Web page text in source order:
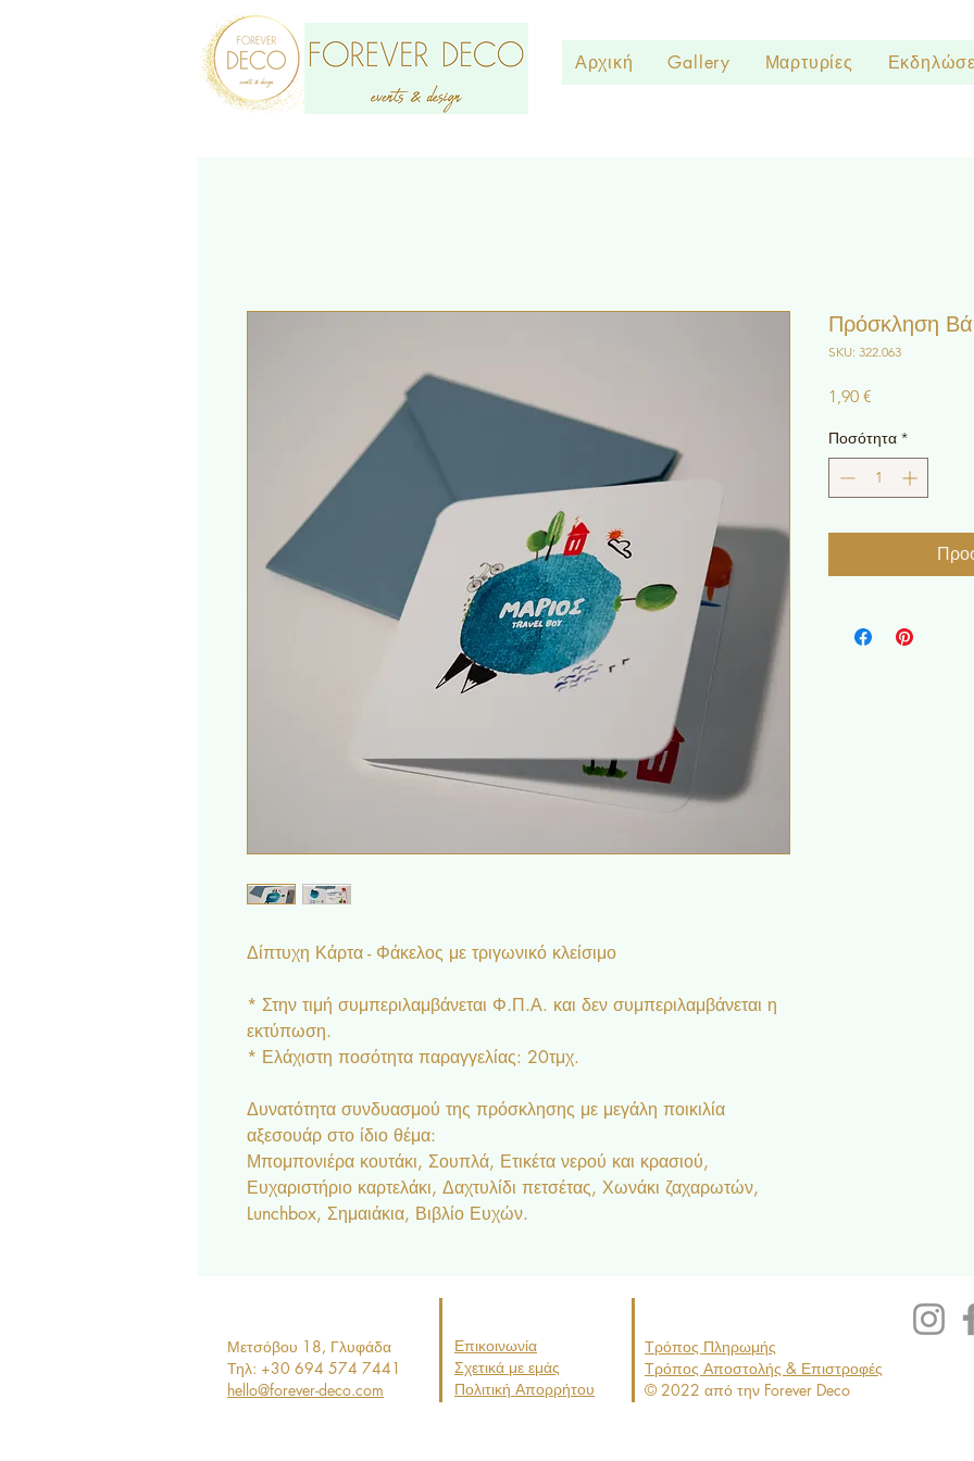
Αρχική Gallery Μαρτυρίες
Δίπτυχη Κάρτα - Φάκελος με τριγωνικό κλείσιμο
* Στην τιμή συμπεριλαμβάνεται Φ.Π.Α. και δεν συμπεριλαμβάνεται η
εκτύπωση.
* Ελάχιστη ποσότητα παραγγελίας: 20τμχ.
Δυνατότητα συνδυασμού της πρόσκλησης με μεγάλη ποικιλία
αξεσουάρ στο ίδιο θέμα:
Μπομπονιέρα κουτάκι, Σουπλά, Ετικέτα νερού και κρασιού,
Ευχαριστήριο καρτελάκι, Δαχτυλίδι πετσέτας, Χωνάκι ζαχαρωτών,
Lunchbox, Σημαιάκια, Βιβλίο Ευχών.
Πρόσκληση
SKU: 322.063
1,90 €
Ποσότητα *
Μετσόβου 18, Γλυφάδα
Τηλ: +30 694 574 7441
hello@forever-deco.com
Επικοινωνία
Σχετικά με εμάς
Πολιτική Απορρήτου
Τρόπος Πληρωμής
Τρόπος Αποστολής & Επιστροφές
© 2022 από την Forever Deco